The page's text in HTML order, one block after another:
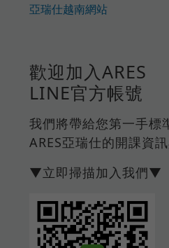
亞瑞仕越南網站
歡迎加入ARES
LINE官方帳號
我們將帶給您第一手標
ARES亞瑞仕的開課資訊
▼立即掃描加入我們▼